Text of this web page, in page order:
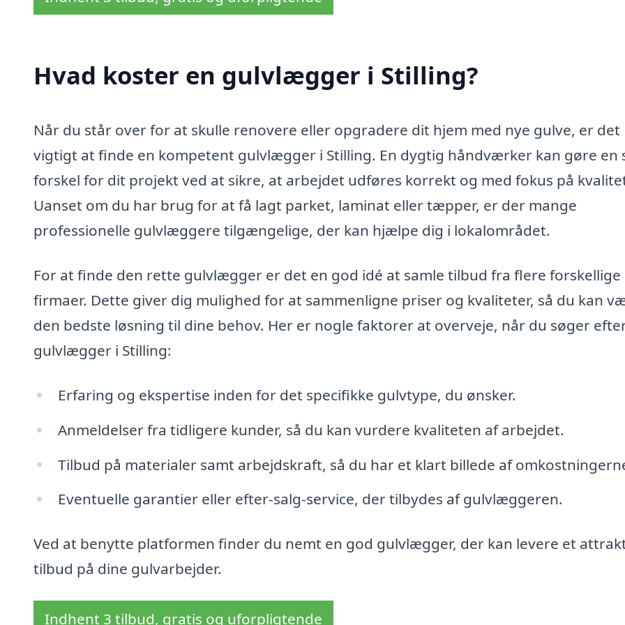
Hvad koster en gulvlægger i Stilling?
Når du står over for at skulle renovere eller opgradere dit hjem med nye gulve, er det
vigtigt at finde en kompetent gulvlægger i Stilling. En dygtig håndværker kan gøre en
forskel for dit projekt ved at sikre, at arbejdet udføres korrekt og med fokus på
Uanset om du har brug for at få lagt parket, laminat eller tæpper, er der mange
professionelle gulvlæggere tilgængelige, der kan hjælpe dig i lokalområdet.
For at finde den rette gulvlægger er det en god idé at samle tilbud fra flere forskellige
firmaer. Dette giver dig mulighed for at sammenligne priser og kvaliteter, så du kan
den bedste løsning til dine behov. Her er nogle faktorer at overveje, når du søger
gulvlægger i Stilling:
Erfaring og ekspertise inden for det specifikke gulvtype, du ønsker.
Anmeldelser fra tidligere kunder, så du kan vurdere kvaliteten af arbejdet.
Tilbud på materialer samt arbejdskraft, så du har et klart billede af
Eventuelle garantier eller efter-salg-service, der tilbydes af gulvlæggeren.
Ved at benytte platformen finder du nemt en god gulvlægger, der kan levere et
tilbud på dine gulvarbejder.
Indhent 3 tilbud, gratis og uforpligtende